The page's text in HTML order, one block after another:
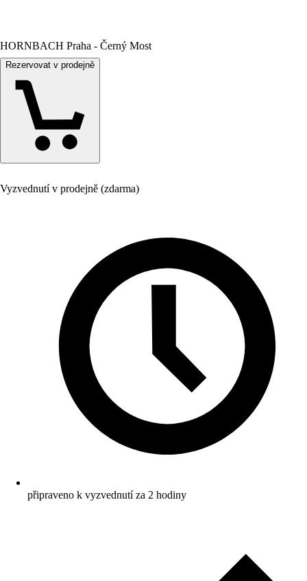
HORNBACH Praha - Černý Most
Rezervovat v prodejně
Vyzvednutí v prodejně (zdarma)
připraveno k vyzvednutí za 2 hodiny